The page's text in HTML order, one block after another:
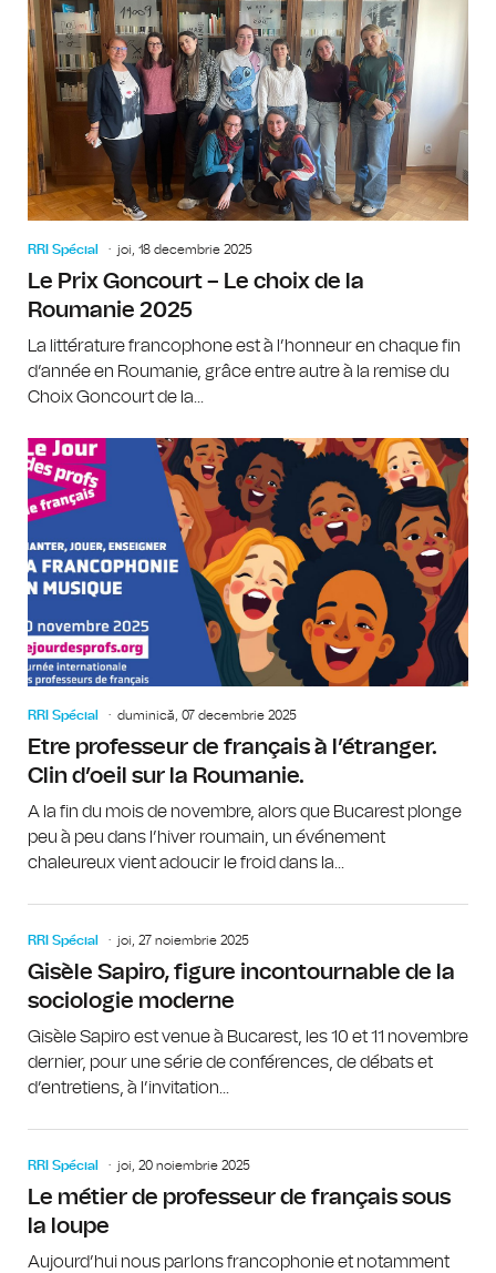
RRI Spécial joi, 18 decembrie 2025
Le Prix Goncourt – Le choix de la
Roumanie 2025
La littérature francophone est à l’honneur en chaque fin
d’année en Roumanie, grâce entre autre à la remise du
Choix Goncourt de la...
RRI Spécial duminică, 07 decembrie 2025
Etre professeur de français à l’étranger.
Clin d’oeil sur la Roumanie.
A la fin du mois de novembre, alors que Bucarest plonge
peu à peu dans l’hiver roumain, un événement
chaleureux vient adoucir le froid dans la...
RRI Spécial joi, 27 noiembrie 2025
Gisèle Sapiro, figure incontournable de la
sociologie moderne
Gisèle Sapiro est venue à Bucarest, les 10 et 11 novembre
dernier, pour une série de conférences, de débats et
d’entretiens, à l’invitation...
RRI Spécial joi, 20 noiembrie 2025
Le métier de professeur de français sous
la loupe
Aujourd’hui nous parlons francophonie et notamment